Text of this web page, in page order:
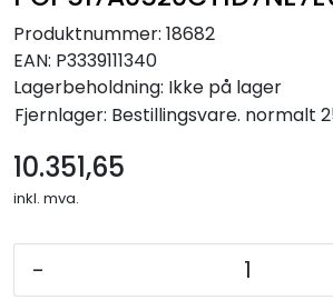
Produktnummer: 18682
EAN: P3339111340
Lagerbeholdning: Ikke på lager
Fjernlager: Bestillingsvare. normalt
10.351,65
inkl. mva.
-
Annet